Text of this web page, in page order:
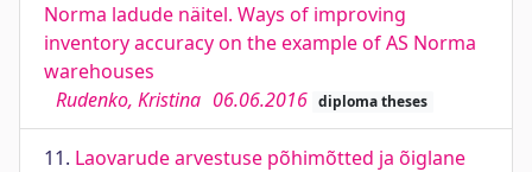
Norma ladude näitel. Ways of improving
inventory accuracy on the example of AS Norma
warehouses
Rudenko, Kristina 06.06.2016 diploma theses
11. Laovarude arvestuse põhimõtted ja õiglane